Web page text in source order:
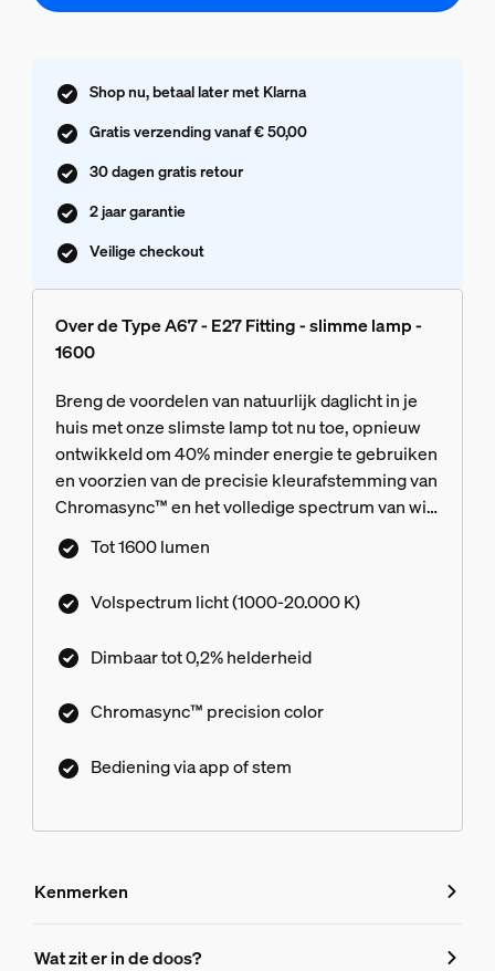
Shop nu, betaal later met Klarna
Gratis verzending vanaf € 50,00
30 dagen gratis retour
2 jaar garantie
Veilige checkout
Over de Type A67 - E27 Fitting - slimme lamp -
1600
Breng de voordelen van natuurlijk daglicht in je
huis met onze slimste lamp tot nu toe, opnieuw
ontwikkeld om 40% minder energie te gebruiken
en voorzien van de precisie kleurafstemming van
Chromasync™ en het volledige spectrum van wit
licht. Bereik je ideale kleur of tint van wit licht en
pas je lampen daarna nog verder aan met
tot zo laag als 0,2%.
Tot 1600 lumen
Volspectrum licht (1000-20.000 K)
Dimbaar tot 0,2% helderheid
Chromasync™ precision color
Bediening via app of stem
Kenmerken
Kenmerken
Wat zit er in de doos?